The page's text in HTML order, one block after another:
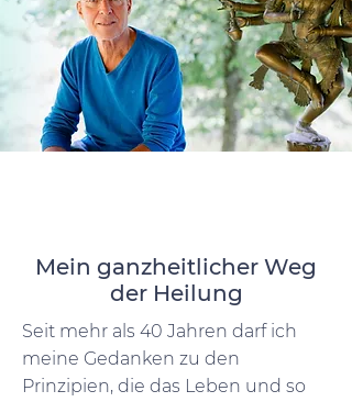
Mein ganzheitlicher Weg
der Heilung
Seit mehr als 40 Jahren darf ich
meine Gedanken zu den
Prinzipien, die das Leben und so